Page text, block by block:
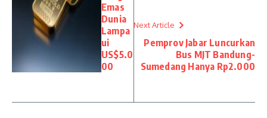
Emas
Dunia
Lampa
ui
US$5.0
00
Next Article
Pemprov Jabar Luncurkan
Bus MJT Bandung-
Sumedang Hanya Rp2.000